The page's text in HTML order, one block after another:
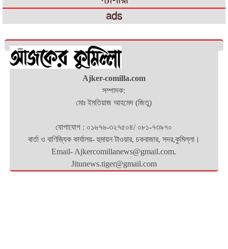
ads
Ajker-comilla.com
সম্পাদক:
মোঃ ইমতিয়াজ আহমেদ (জিতু)
যোগাযোগ : ০১৬৭৬-৩২৭৫০৪/ ০৮১-৭৩৯৭০
বার্তা ও বাণিজ্যিক কার্যালয়- হুমায়ন টাওয়ার, চকবাজার, সদর,কুমিল্লা।
Email- Ajkercomillanews@gmail.com.
Jitunews.tiger@gmail.com